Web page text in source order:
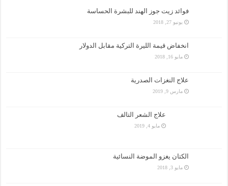
فوائد زيت جوز الهند للبشرة الحساسة
يونيو 27, 2018
انخفاض قيمة الليرة التركية مقابل الدولار
مايو 16, 2018
علاج النغزات الصدرية
مارس 9, 2019
علاج الشعر التالف
مايو 4, 2019
الكتان يغزو الموضة النسائية
مايو 3, 2018